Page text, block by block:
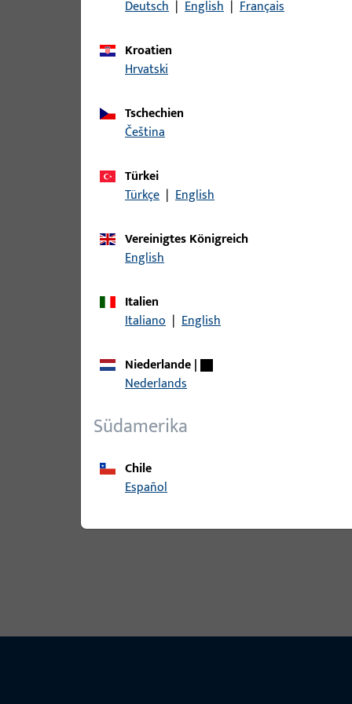
Deutsch | English | Français
Kroatien
Hrvatski
Tschechien
čeština
Türkei
Türkçe | English
Vereinigtes Königreich
English
Italien
Italiano | English
Niederlande|
Nederlands
Südamerika
Chile
Español